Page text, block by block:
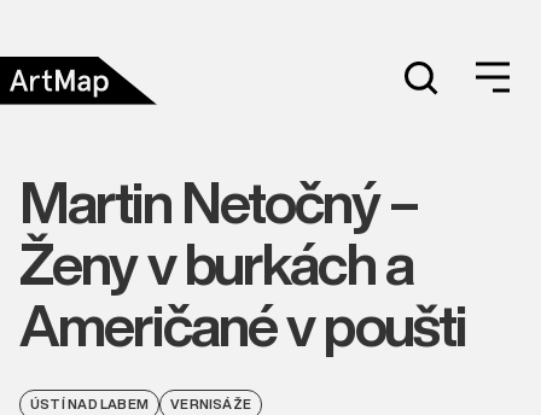
Martin Netočný –
Ženy v burkách a
Američané v poušti
ÚSTÍ NAD LABEM VERNISÁŽE